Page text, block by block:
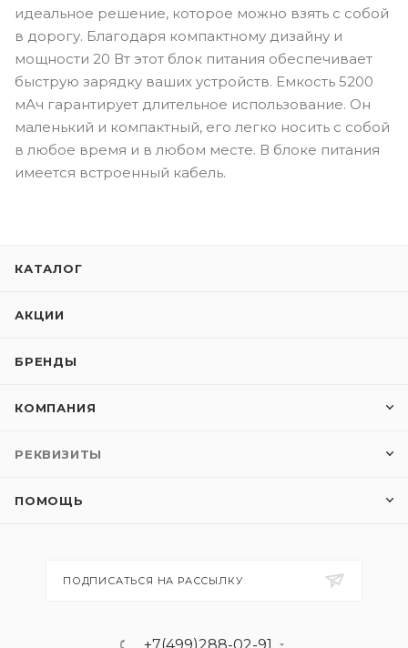
идеальное решение, которое можно взять с собой
в дорогу. Благодаря компактному дизайну и
мощности 20 Вт этот блок питания обеспечивает
быструю зарядку ваших устройств. Емкость 5200
мАч гарантирует длительное использование. Он
маленький и компактный, его легко носить с собой
в любое время и в любом месте. В блоке питания
имеется встроенный кабель.
КАТАЛОГ
АКЦИИ
БРЕНДЫ
КОМПАНИЯ
РЕКВИЗИТЫ
ПОМОЩЬ
ПОДПИСАТЬСЯ НА РАССЫЛКУ